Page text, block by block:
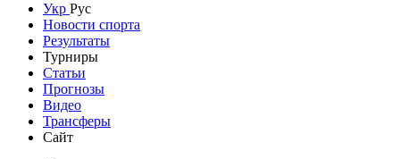
Укр Рус
Новости спорта
Результаты
Турниры
Статьи
Прогнозы
Видео
Трансферы
Сайт